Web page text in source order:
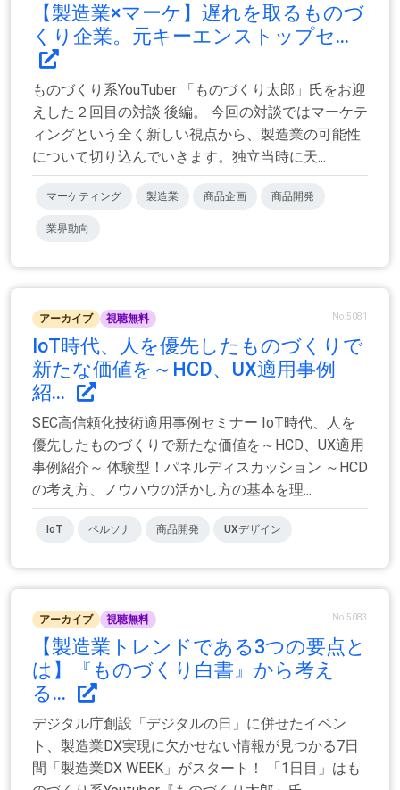
【製造業×マーケ】遅れを取るものづ
くり企業。元キーエンストップセ...
ものづくり系YouTuber 「ものづくり太郎」氏をお迎
えした２回目の対談 後編。 今回の対談ではマーケテ
ィングという全く新しい視点から、製造業の可能性
について切り込んでいきます。独立当時に天...
マーケティング 製造業 商品企画 商品開発
業界動向
アーカイブ 視聴無料 No.5081
IoT時代、人を優先したものづくりで
新たな価値を～HCD、UX適用事例
紹...
SEC高信頼化技術適用事例セミナー IoT時代、人を
優先したものづくりで新たな価値を～HCD、UX適用
事例紹介～ 体験型！パネルディスカッション ～HCD
の考え方、ノウハウの活かし方の基本を理...
IoT ペルソナ 商品開発 UXデザイン
アーカイブ 視聴無料 No.5083
【製造業トレンドである3つの要点と
は】『ものづくり白書』から考え
る...
デジタル庁創設「デジタルの日」に併せたイベン
ト、製造業DX実現に欠かせない情報が見つかる7日
間「製造業DX WEEK」がスタート！ 「1日目」はも